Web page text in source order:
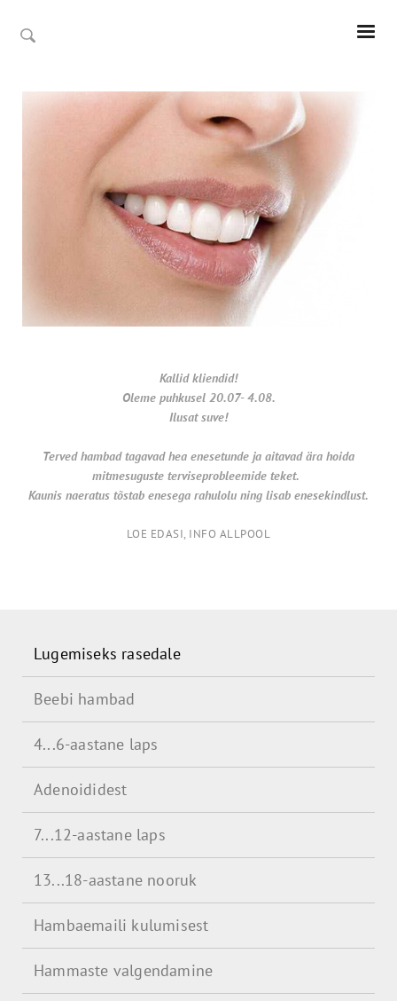
Kallid kliendid!
Oleme puhkusel 20.07- 4.08.
Ilusat suve!
Terved hambad tagavad hea enesetunde ja aitavad ära hoida
mitmesuguste terviseprobleemide teket.
Kaunis naeratus tõstab enesega rahulolu ning lisab enesekindlust.
LOE EDASI, INFO ALLPOOL
Lugemiseks rasedale
Beebi hambad
4...6-aastane laps
Adenoididest
7...12-aastane laps
13...18-aastane nooruk
Hambaemaili kulumisest
Hammaste valgendamine